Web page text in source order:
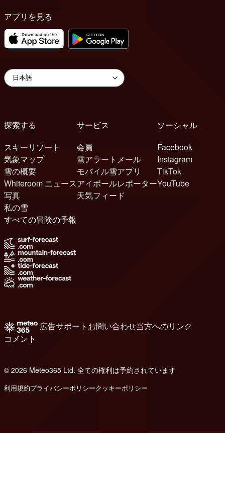
アプリを見る
探索する
スキーリゾート
気象マップ
雪の概要
Whiteroom ニュース
写真
私の雪
サービス
会員
雪アラートメール
モバイル雪アプリ
アイボールレポーター
天気フィード
ソーシャル
Facebook
Instagram
TikTok
YouTube
すべての冒険の予報
広告サポート お問い合わせ当方へのリンク
コメント
© 2026 Meteo365 Ltd. 全ての権利は予約されています
利用規約プライバシーポリシークッキーポリシー